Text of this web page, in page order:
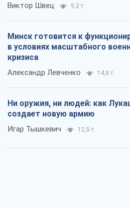
Виктор Швец 9,2 т.
Минск готовится к
в условиях масштабного
кризиса
Александр Левченко 14,8 т.
Ни оружия, ни людей: как
создает новую армию
Игар Тышкевич 12,5 т.